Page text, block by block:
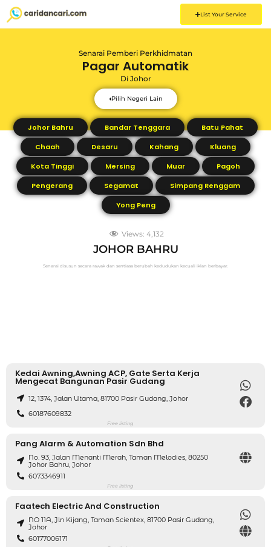
List Your Service
Senarai Pemberi Perkhidmatan
Pagar Automatik
Di Johor
Pilih Negeri Lain
Johor Bahru Bandar Tenggara
Batu Pahat
Chaah
Desaru Kahang
Kluang
Kota Tinggi
Mersing Muar
Pagoh
Pengerang
Segamat
Simpang Renggam
Yong Peng
Views: 4,132
JOHOR BAHRU
Senarai disusun secara rawak dan sentiasa berubah kedudukan kecuali iklan berbayar.
Kedai Awning,awning ACP, Gate Serta Kerja
Mengecat Bangunan Pasir Gudang
12, 1374, Jalan Utama, 81700 Pasir Gudang, Johor
60187609832
Free listing
Pang Alarm & Automation Sdn Bhd
No. 93, Jalan Menanti Merah, Taman Melodies, 80250
Johor Bahru, Johor
6073346911
Free listing
Faatech Electric And Construction
NO 11A, Jln Kijang, Taman Scientex, 81700 Pasir Gudang,
Johor
60177006171